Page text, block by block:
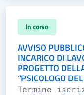
In corso
AVVISO
INCARICO DI
PROGETTO
“PSICOLOGO
Termine